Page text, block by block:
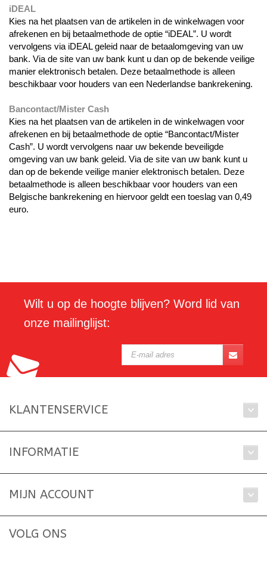
iDEAL
Kies na het plaatsen van de artikelen in de winkelwagen voor
afrekenen en bij betaalmethode de optie “iDEAL”. U wordt
vervolgens via iDEAL geleid naar de betaalomgeving van uw
bank. Via de site van uw bank kunt u dan op de bekende veilige
manier elektronisch betalen. Deze betaalmethode is alleen
beschikbaar voor houders van een Nederlandse bankrekening.
Bancontact/Mister Cash
Kies na het plaatsen van de artikelen in de winkelwagen voor
afrekenen en bij betaalmethode de optie “Bancontact/Mister
Cash”. U wordt vervolgens naar uw bekende beveiligde
omgeving van uw bank geleid. Via de site van uw bank kunt u
dan op de bekende veilige manier elektronisch betalen. Deze
betaalmethode is alleen beschikbaar voor houders van een
Belgische bankrekening en hiervoor geldt een toeslag van 0,49
euro.
Wilt u op de hoogte blijven? Word lid van
onze mailinglijst:
KLANTENSERVICE
INFORMATIE
MIJN ACCOUNT
VOLG ONS